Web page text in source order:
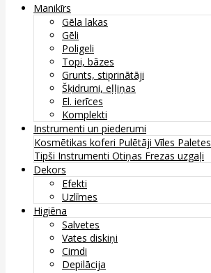
Manikīrs
Gēla lakas
Gēli
Poligeli
Topi, bāzes
Grunts, stiprinātāji
Šķidrumi, eļļiņas
El. ierīces
Komplekti
Instrumenti un piederumi
Kosmētikas koferi Pulētāji Vīles Paletes
Tipši Instrumenti Otiņas Frezas uzgaļi
Dekors
Efekti
Uzlīmes
Higiēna
Salvetes
Vates diskiņi
Cimdi
Depilācija